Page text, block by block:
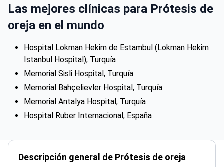
Las mejores clínicas para Prótesis de
oreja en el mundo
Hospital Lokman Hekim de Estambul (Lokman Hekim
Istanbul Hospital), Turquía
Memorial Sisli Hospital, Turquía
Memorial Bahçelievler Hospital, Turquía
Memorial Antalya Hospital, Turquía
Hospital Ruber Internacional, España
Descripción general de Prótesis de oreja